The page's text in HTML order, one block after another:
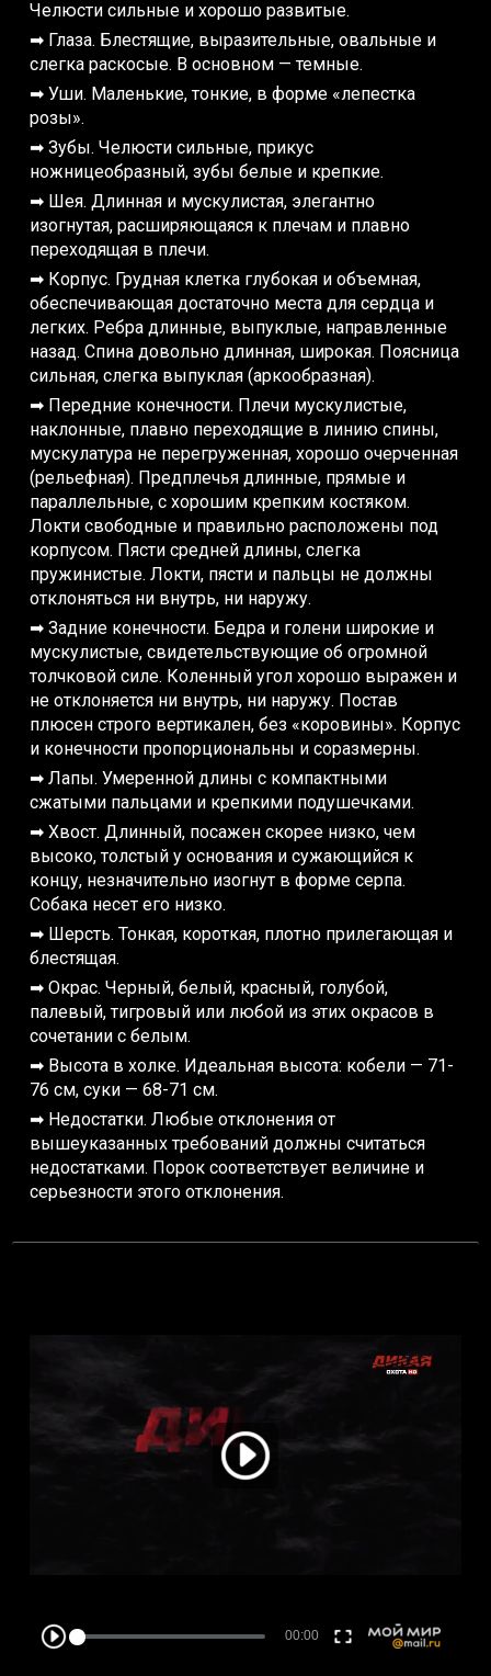
Челюсти сильные и хорошо развитые.
➡ Глаза. Блестящие, выразительные, овальные и
слегка раскосые. В основном — темные.
➡ Уши. Маленькие, тонкие, в форме «лепестка
розы».
➡ Зубы. Челюсти сильные, прикус
ножницеобразный, зубы белые и крепкие.
➡ Шея. Длинная и мускулистая, элегантно
изогнутая, расширяющаяся к плечам и плавно
переходящая в плечи.
➡ Корпус. Грудная клетка глубокая и объемная,
обеспечивающая достаточно места для сердца и
легких. Ребра длинные, выпуклые, направленные
назад. Спина довольно длинная, широкая. Поясница
сильная, слегка выпуклая (аркообразная).
➡ Передние конечности. Плечи мускулистые,
наклонные, плавно переходящие в линию спины,
мускулатура не перегруженная, хорошо очерченная
(рельефная). Предплечья длинные, прямые и
параллельные, с хорошим крепким костяком.
Локти свободные и правильно расположены под
корпусом. Пясти средней длины, слегка
пружинистые. Локти, пясти и пальцы не должны
отклоняться ни внутрь, ни наружу.
➡ Задние конечности. Бедра и голени широкие и
мускулистые, свидетельствующие об огромной
толчковой силе. Коленный угол хорошо выражен и
не отклоняется ни внутрь, ни наружу. Постав
плюсен строго вертикален, без «коровины». Корпус
и конечности пропорциональны и соразмерны.
➡ Лапы. Умеренной длины с компактными
сжатыми пальцами и крепкими подушечками.
➡ Хвост. Длинный, посажен скорее низко, чем
высоко, толстый у основания и сужающийся к
концу, незначительно изогнут в форме серпа.
Собака несет его низко.
➡ Шерсть. Тонкая, короткая, плотно прилегающая и
блестящая.
➡ Окрас. Черный, белый, красный, голубой,
палевый, тигровый или любой из этих окрасов в
сочетании с белым.
➡ Высота в холке. Идеальная высота: кобели — 71-
76 см, суки — 68-71 см.
➡ Недостатки. Любые отклонения от
вышеуказанных требований должны считаться
недостатками. Порок соответствует величине и
серьезности этого отклонения.